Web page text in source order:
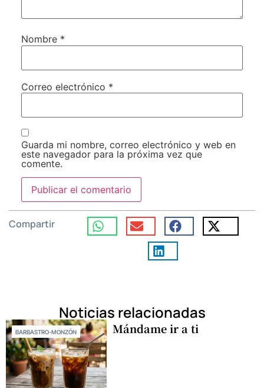
Nombre *
Correo electrónico *
Guarda mi nombre, correo electrónico y web en
este navegador para la próxima vez que
comente.
Compartir
Noticias relacionadas
BARBASTRO-MONZÓN Mándame ir a ti